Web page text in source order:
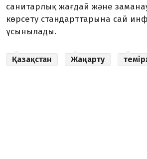
санитарлық жағдай және
көрсету стандарттарына сай
ұсынылады.
Қазақстан Жаңарту